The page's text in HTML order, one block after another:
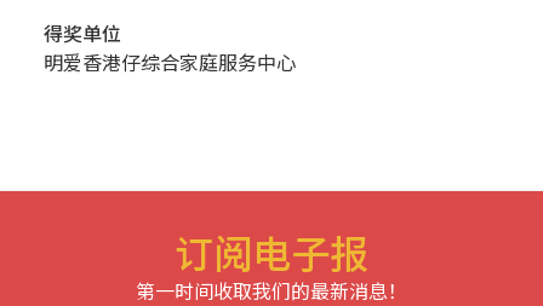
得奖单位
明爱香港仔综合家庭服务中心
订阅电子报
第一时间收取我们的最新消息！